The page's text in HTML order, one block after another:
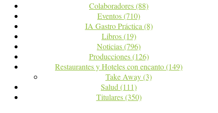
Colaboradores(88)
Eventos(710)
IA Gastro Práctica(8)
Libros(19)
Noticias(796)
Producciones(126)
Restaurantes y Hoteles con encanto(149)
Take Away(3)
Salud(111)
Titulares(350)